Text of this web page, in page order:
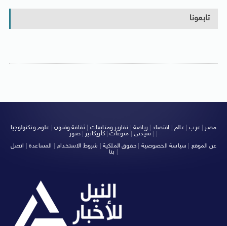
تابعونا
مصر |عرب|عالم| اقتصاد| رياضة تقارير ومتابعات ثقافة وفنون| علوم وتكنولوجيا
سيدتى| منوعات|كاريكاتير |صور
عن الموقع
سياسة الخصوصية حقوق الملكية شروط الاستخدام المساعدة
اتصل
بنا